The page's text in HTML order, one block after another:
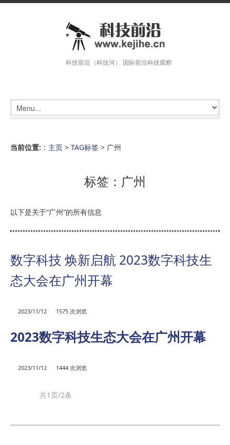
科技前沿（科技河） 国际前沿科技观察
当前位置: ： 主页 > TAG标签 > 广州
标签：广州
以下是关于“广州”的所有信息
数字科技 焕新启航 2023数字科技生
态大会在广州开幕
2023/11/12 1575 次浏览
2023数字科技生态大会在广州开幕
2023/11/12 1444 次浏览
共1页/2条